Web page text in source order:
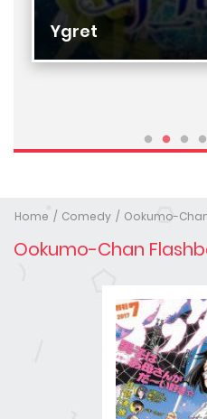
Ygret
Home Comedy Ookumo-
Ookumo-Chan